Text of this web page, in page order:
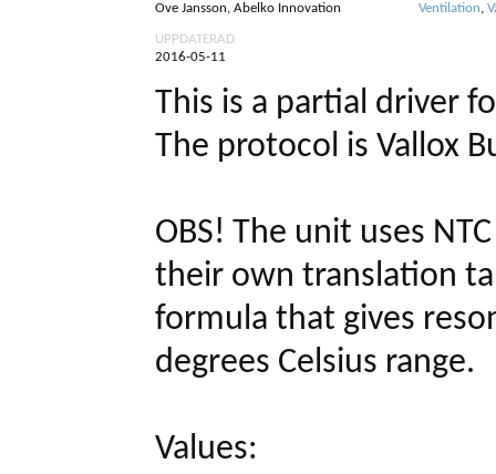
Ove Jansson, Abelko Innovation
Ventilation,
UPPDATERAD
2016-05-11
This is a partial driver
The protocol is Vallox
OBS! The unit uses
their own translation
formula that gives
degrees Celsius range.
Values: